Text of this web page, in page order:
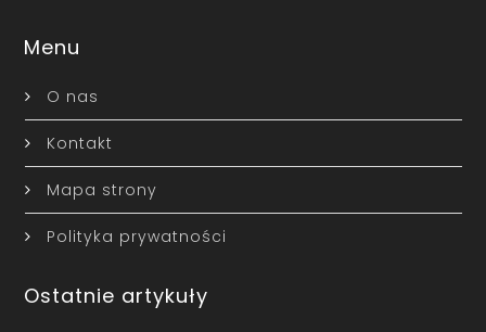
Menu
O nas
Kontakt
Mapa strony
Polityka prywatności
Ostatnie artykuły